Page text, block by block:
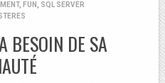
, FUN
SQL SERVER
BESOIN DE SA